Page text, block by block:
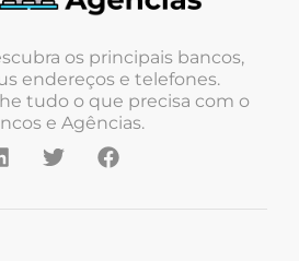
os principais bancos,
endereços e telefones.
tudo o que precisa com o
e Agências.